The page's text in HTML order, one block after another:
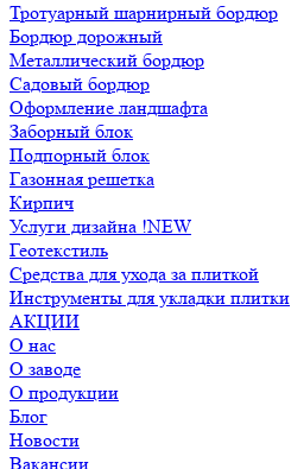
Тротуарный шарнирный бордюр
Бордюр дорожный
Металлический бордюр
Садовый бордюр
Оформление ландшафта
Заборный блок
Подпорный блок
Газонная решетка
Кирпич
Услуги дизайна !NEW
Геотекстиль
Средства для ухода за плиткой
Инструменты для укладки плитки
АКЦИИ
О нас
О заводе
О продукции
Блог
Новости
Вакансии